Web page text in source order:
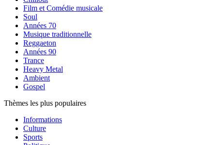
Film et Comédie musicale
Soul
Années 70
Musique traditionnelle
Reggaeton
Années 90
Trance
Heavy Metal
Ambient
Gospel
Thèmes les plus populaires
Informations
Culture
Sports